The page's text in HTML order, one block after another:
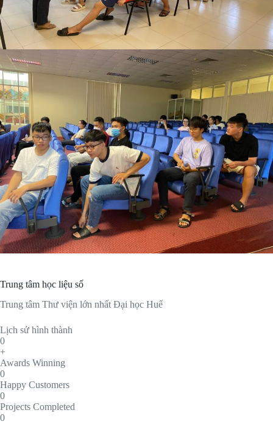
Trung tâm học liệu số
Trung tâm Thư viện lớn nhất Đại học Huế
Lịch sử hình thành
0
+
Awards Winning
0
Happy Customers
0
Projects Completed
0